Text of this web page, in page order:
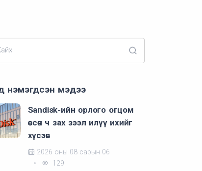
нэмэгдсэн мэдээ
Sandisk-ийн орлого огцом
өссөн ч зах зээл илүү ихийг
хүсэв
2026 оны 08 сарын 06
129